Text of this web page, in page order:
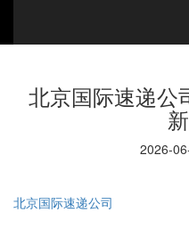
北京国际速递公
2026-
北京国际速递公司